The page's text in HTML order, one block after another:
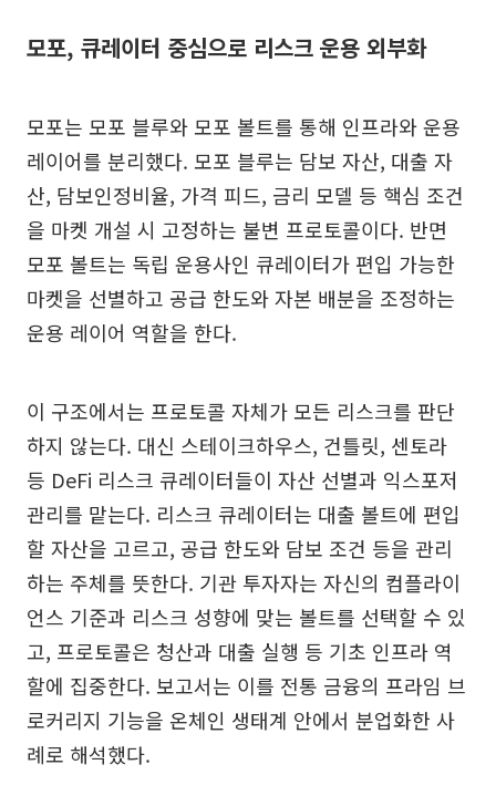
모포, 큐레이터 중심으로 리스크 운용 외부화
모포는 모포 블루와 모포 볼트를 통해 인프라와 운용
레이어를 분리했다. 모포 블루는 담보 자산, 대출 자
산, 담보인정비율, 가격 피드, 금리 모델 등 핵심 조건
을 마켓 개설 시 고정하는 불변 프로토콜이다. 반면
모포 볼트는 독립 운용사인 큐레이터가 편입 가능한
마켓을 선별하고 공급 한도와 자본 배분을 조정하는
운용 레이어 역할을 한다.
이 구조에서는 프로토콜 자체가 모든 리스크를 판단
하지 않는다. 대신 스테이크하우스, 건틀릿, 센토라
등 DeFi 리스크 큐레이터들이 자산 선별과 익스포저
관리를 맡는다. 리스크 큐레이터는 대출 볼트에 편입
할 자산을 고르고, 공급 한도와 담보 조건 등을 관리
하는 주체를 뜻한다. 기관 투자자는 자신의 컴플라이
언스 기준과 리스크 성향에 맞는 볼트를 선택할 수 있
고, 프로토콜은 청산과 대출 실행 등 기초 인프라 역
할에 집중한다. 보고서는 이를 전통 금융의 프라임 브
로커리지 기능을 온체인 생태계 안에서 분업화한 사
례로 해석했다.